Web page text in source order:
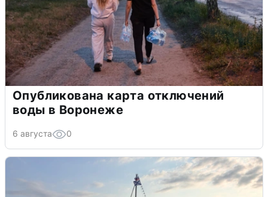
Опубликована карта отключений
воды в Воронеже
6 августа 0